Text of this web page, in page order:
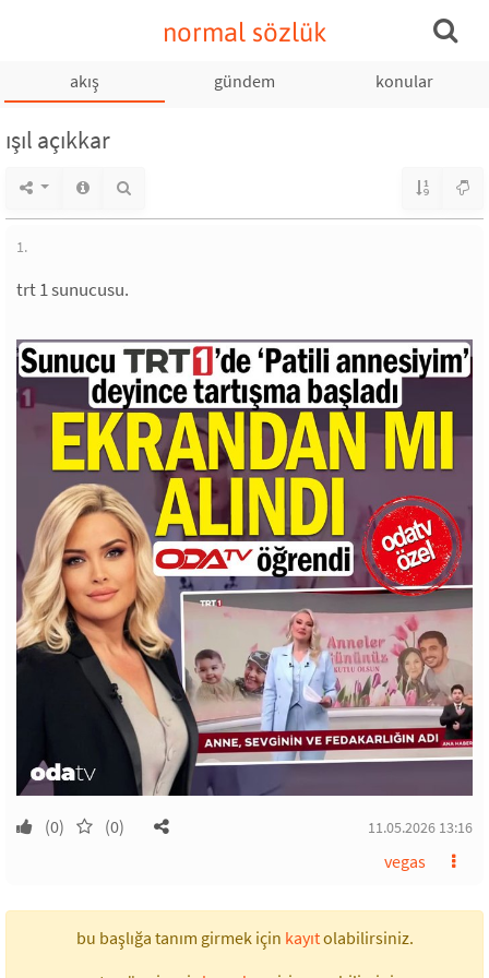
normal sözlük
akış gündem konular
ışıl açıkkar
1.
trt 1 sunucusu.
(0) (0) 11.05.2026 13:16
vegas
bu başlığa tanım girmek için kayıtolabilirsiniz.